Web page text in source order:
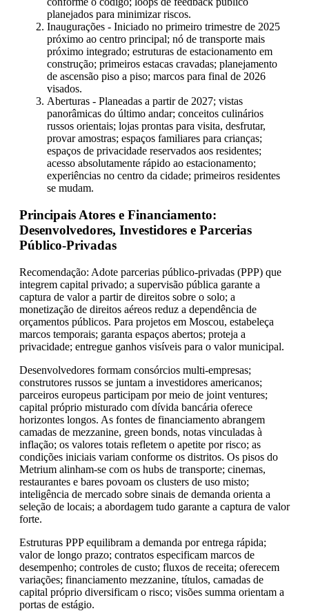
planejados para minimizar riscos.
Inaugurações - Iniciado no primeiro trimestre de 2025
próximo ao centro principal; nó de transporte mais
próximo integrado; estruturas de estacionamento em
construção; primeiros estacas cravadas; planejamento
de ascensão piso a piso; marcos para final de 2026
visados.
Aberturas - Planeadas a partir de 2027; vistas
panorâmicas do último andar; conceitos culinários
russos orientais; lojas prontas para visita, desfrutar,
provar amostras; espaços familiares para crianças;
espaços de privacidade reservados aos residentes;
acesso absolutamente rápido ao estacionamento;
experiências no centro da cidade; primeiros residentes
se mudam.
Principais Atores e Financiamento:
Desenvolvedores, Investidores e Parcerias
Público-Privadas
Recomendação: Adote parcerias público-privadas (PPP) que
integrem capital privado; a supervisão pública garante a
captura de valor a partir de direitos sobre o solo; a
monetização de direitos aéreos reduz a dependência de
orçamentos públicos. Para projetos em Moscou, estabeleça
marcos temporais; garanta espaços abertos; proteja a
privacidade; entregue ganhos visíveis para o valor municipal.
Desenvolvedores formam consórcios multi-empresas;
construtores russos se juntam a investidores americanos;
parceiros europeus participam por meio de joint ventures;
capital próprio misturado com dívida bancária oferece
horizontes longos. As fontes de financiamento abrangem
camadas de mezzanine, green bonds, notas vinculadas à
inflação; os valores totais refletem o apetite por risco; as
condições iniciais variam conforme os distritos. Os pisos do
Metrium alinham-se com os hubs de transporte; cinemas,
restaurantes e bares povoam os clusters de uso misto;
inteligência de mercado sobre sinais de demanda orienta a
seleção de locais; a abordagem tudo garante a captura de valor
forte.
Estruturas PPP equilibram a demanda por entrega rápida;
valor de longo prazo; contratos especificam marcos de
desempenho; controles de custo; fluxos de receita; oferecem
variações; financiamento mezzanine, títulos, camadas de
capital próprio diversificam o risco; visões summa orientam a
portas de estágio.